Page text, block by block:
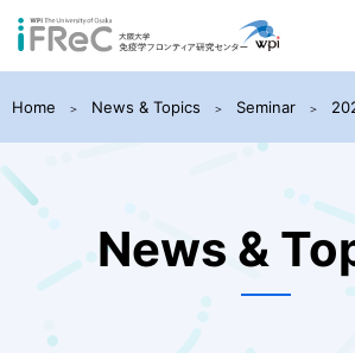
Home News & Topics Seminar
News &